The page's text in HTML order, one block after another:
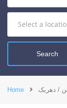
Home / دھریک